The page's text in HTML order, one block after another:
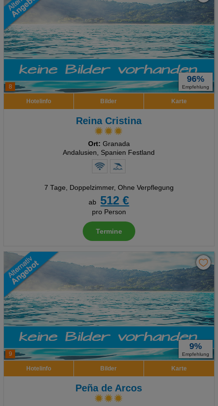
8
96%
Empfehlung
Hotelinfo Bilder Karte
Reina Cristina
Ort: Granada
Andalusien, Spanien Festland
7 Tage, Doppelzimmer, Ohne Verpflegung
ab
512 €
pro Person
Termine
9
9%
Empfehlung
Hotelinfo Bilder Karte
Peña de Arcos